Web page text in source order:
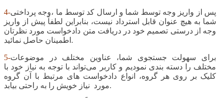
4-پس از واریز وجه توسط شما و ارسال کد توسط ما ،وجه پرداختی
شما به هیچ عنوان قابل استرداد نیست، بنابراین لطفاً پیش از واریز
وجه از درستی تصمیم خود در دریافت متن دادخواست مورد نظرتان
اطمینان حاصل نمائید.
5-برای سهولت جستجوی شما، عناوین مختلف در موضوعات
مختلف را دسته بندی نمودیم و کاربر می‌تواند با توجه به نیاز خود با
کلیک بر روی هر گروه، انواع دادخواست های مرتبط با آن گروه
مورد نیاز خویش را به راحتی بیابد.